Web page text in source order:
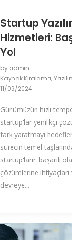
Startup
Hizmetleri:
Yol
by admin
Kaynak Kiralama,
11/09/2024
Günümüzün hızlı
startup'lar yenilikçi
fark yaratmayı
sürecin temel
startup'ların başarılı
çözümlerine ihtiyaçları
devreye...